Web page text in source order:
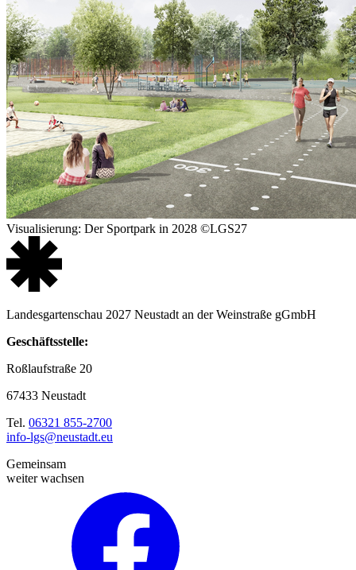
Visualisierung: Der Sportpark in 2028 ©LGS27
Landesgartenschau 2027 Neustadt an der Weinstraße gGmbH
Geschäftsstelle:
Roßlaufstraße 20
67433 Neustadt
Tel. 06321 855-2700
info-lgs@neustadt.eu
Gemeinsam
weiter wachsen